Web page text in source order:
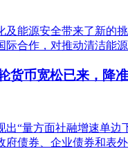
及能源安全带来了新的
际合作，对推动清洁能
货币宽松已来，降
出“量方面社融增速单
债券、企业债券和表